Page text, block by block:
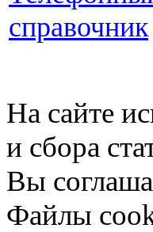
справочник
На сайте
и сбора
Вы
Файлы